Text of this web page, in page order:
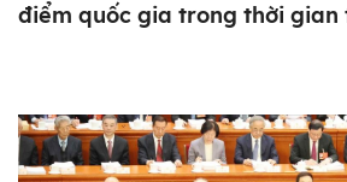
điểm quốc gia trong thời gian